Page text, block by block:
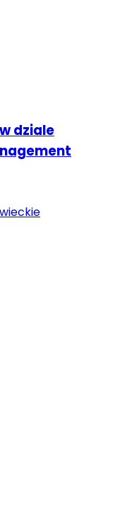
dziale